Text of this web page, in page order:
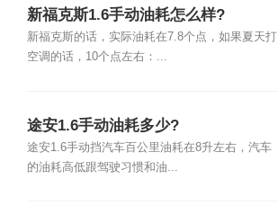
新福克斯1.6手动油耗怎么样?
新福克斯的话，实际油耗在7.8个点，如果夏天打
空调的话，10个点左右：...
途安1.6手动油耗多少?
途安1.6手动挡汽车百公里油耗在8升左右，汽车
的油耗高低跟驾驶习惯和油...